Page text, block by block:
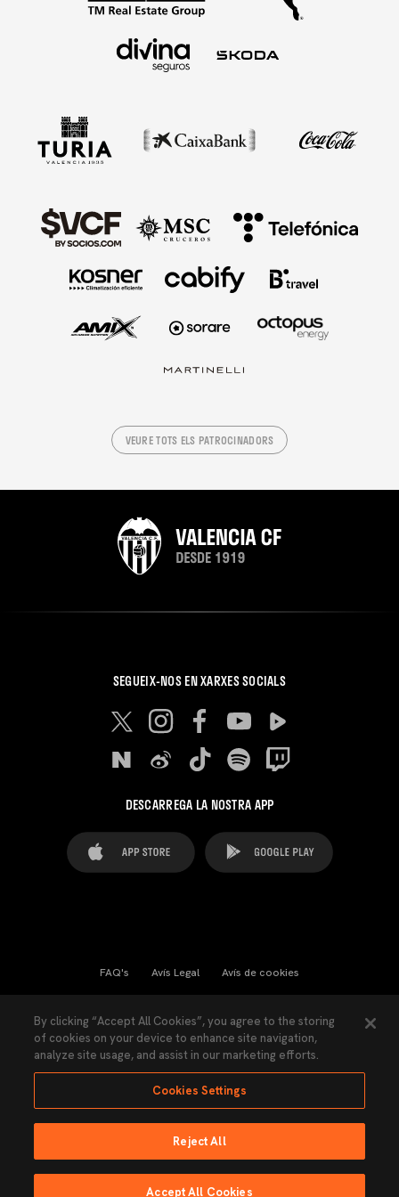
VEURE TOTS ELS PATROCINADORS
SEGUEIX-NOS EN XARXES SOCIALS
DESCARREGA LA NOSTRA APP
FAQ's Avís Legal Avís de cookies
Llei de Transparència Política de Privacitat
Accessibilitat
Ninguna parte de esta página puede ser reproducida sin el permiso del Valencia
By clicking “Accept All Cookies”, you agree to the storing
of cookies on your device to enhance site navigation,
analyze site usage, and assist in our marketing efforts.
Cookies Settings
Reject All
Accept All Cookies